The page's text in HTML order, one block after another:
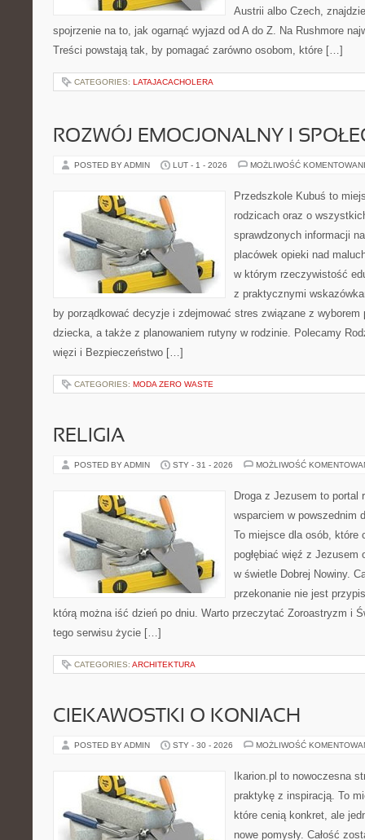
Austrii albo Czech,
spojrzenie na to, jak ogarnąć wyjazd od A do Z. Na Rushmore
Treści powstają tak, by pomagać zarówno osobom, które […]
CATEGORIES: LATAJACACHOLERA
ROZWÓJ EMOCJONALNY I
POSTED BY ADMIN LUT - 1 - 2026 MOŻLIWOŚĆ
Przedszkole Kubuś to
rodzicach oraz o
sprawdzonych informacji
placówek opieki nad
w którym rzeczywistość
z praktycznymi
by porządkować decyzje i zdejmować stres związane z
dziecka, a także z planowaniem rutyny w rodzinie. Polecamy
więzi i Bezpieczeństwo […]
CATEGORIES: MODA ZERO WASTE
RELIGIA
POSTED BY ADMIN STY - 31 - 2026 MOŻLIWOŚĆ
Droga z Jezusem to portal
wsparciem w powszednim
To miejsce dla osób, które
pogłębiać więź z Jezusem
w świetle Dobrej Nowiny.
przekonanie nie jest
którą można iść dzień po dniu. Warto przeczytać Zoroastryzm i
tego serwisu życie […]
CATEGORIES: ARCHITEKTURA
CIEKAWOSTKI O KONIACH
POSTED BY ADMIN STY - 30 - 2026 MOŻLIWOŚĆ
Ikarion.pl to nowoczesna
praktykę z inspiracją. To
które cenią konkret, ale
nowe pomysły. Całość